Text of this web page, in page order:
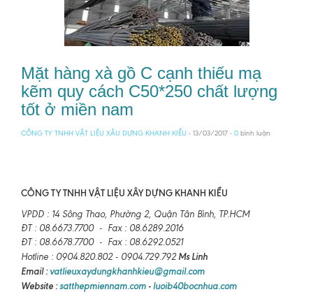
Mặt hàng xà gồ C cạnh thiếu mạ
kẽm quy cách C50*250 chất lượng
tốt ở miền nam
CÔNG TY TNHH VẬT LIỆU XÂU DỰNG KHANH KIỀU - 13/03/2017 - 0 bình luận
CÔNG TY TNHH VẬT LIỆU XÂY DỰNG KHANH KIỀU
VPDD : 14 Sông Thao, Phường 2, Quận Tân Bình, TP.HCM
ĐT : 08.6673.7700 - Fax : 08.6289.2016
ĐT : 08.6678.7700 - Fax : 08.6292.0521
Hotline : 0904.820.802 - 0904.729.792Ms Linh
Email :vatlieuxaydungkhanhkieu@gmail.com
Website :satthepmiennam.com - luoib40bocnhua.com